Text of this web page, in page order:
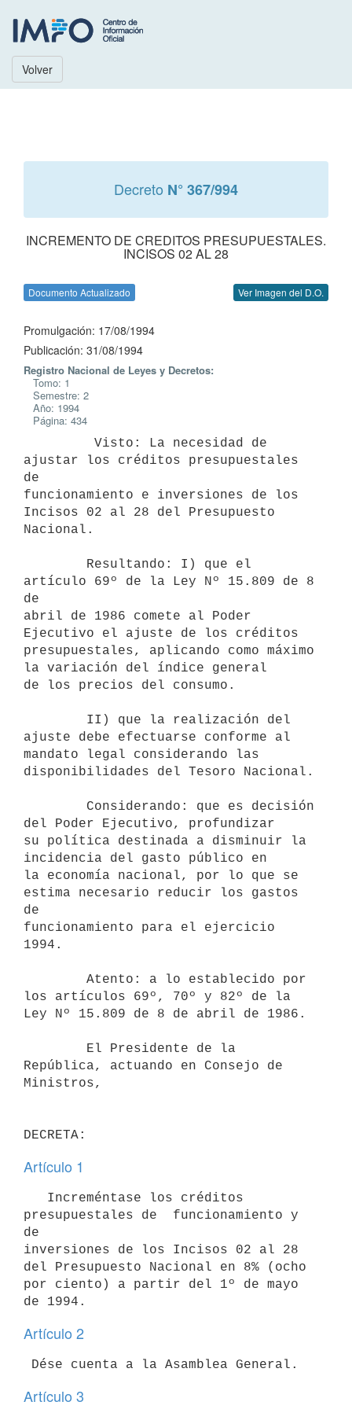
Volver
Decreto N° 367/994
INCREMENTO DE CREDITOS PRESUPUESTALES.
INCISOS 02 AL 28
Documento Actualizado Ver Imagen del D.O.
Promulgación: 17/08/1994
Publicación: 31/08/1994
Registro Nacional de Leyes y Decretos:
Tomo: 1
Semestre: 2
Año: 1994
Página: 434
ajustar los créditos presupuestales
de
funcionamiento e inversiones de los
Incisos 02 al 28 del Presupuesto
Nacional.
artículo 69º de la Ley Nº 15.809 de 8
de
abril de 1986 comete al Poder
Ejecutivo el ajuste de los créditos
presupuestales, aplicando como máximo
la variación del índice general
de los precios del consumo.
ajuste debe efectuarse conforme al
mandato legal considerando las
disponibilidades del Tesoro Nacional.
del Poder Ejecutivo, profundizar
su política destinada a disminuir la
incidencia del gasto público en
la economía nacional, por lo que se
estima necesario reducir los gastos
de
funcionamiento para el ejercicio
1994.
los artículos 69º, 70º y 82º de la
Ley Nº 15.809 de 8 de abril de 1986.
República, actuando en Consejo de
Ministros,
DECRETA:
Artículo 1
presupuestales de  funcionamiento y
de
inversiones de los Incisos 02 al 28
del Presupuesto Nacional en 8% (ocho
por ciento) a partir del 1º de mayo
Artículo 2
Artículo 3